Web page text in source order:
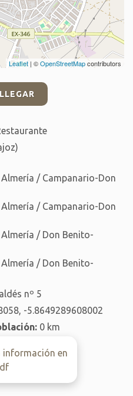
Leaflet | ©OpenStreetMapcontributors
/ Campanario-Don
/ Campanario-Don
/ Don Benito-
/ Don Benito-
nº 5
-5.8649289608002
0 km
información en